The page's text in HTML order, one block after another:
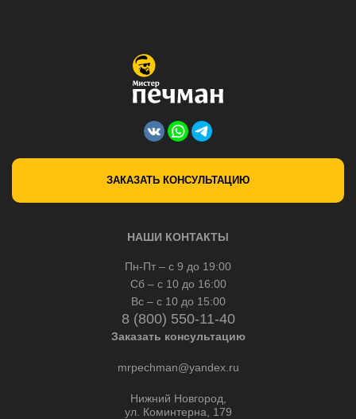
ЗАКАЗАТЬ КОНСУЛЬТАЦИЮ
НАШИ КОНТАКТЫ
Пн-Пт – с 9 до 19:00
Сб – с 10 до 16:00
Вс – с 10 до 15:00
8 (800) 550-11-40
Заказать консультацию
mrpechman@yandex.ru
Нижний Новгород,
ул. Коминтерна, 179